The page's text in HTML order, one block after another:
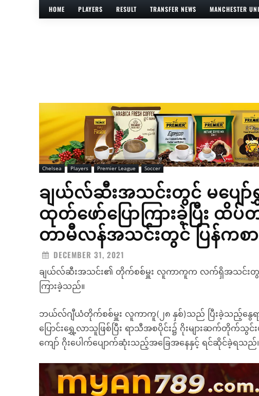
HOME PLAYERS RESULT TRANSFER NEWS MANCHESTER
Chelsea Players Premier League Soccer
ချယ်လ်ဆီးအသင်းတွင် မပျော်
ထုတ်ဖော်ပြောကြားခဲ့ပြီး ထိပ်
တာမီလန်အသင်းတွင် ပြန်က
DECEMBER 31, 2021
ချယ်လ်ဆီးအသင်း၏ တိုက်စစ်မှူး လူကာကူက လက်ရှိအသင်းတွင် မ
ကြားခဲ့သည်။
ဘယ်လ်ဂျီယံတိုက်စစ်မှူး လူကာကူ(၂၈ နှစ်)သည် ပြီးခဲ့သည့်နွေ
ပြောင်းရွှေ့လာသူဖြစ်ပြီး ရာသီအစပိုင်း၌ ဂိုးများဆက်တိုက်သွ
ကျော် ဂိုးပေါက်ပျောက်ဆုံးသည့်အခြေအနေနှင့် ရင်ဆိုင်ခဲ့ရသည်